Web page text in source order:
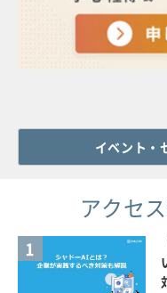
イベント・
アクセ
1